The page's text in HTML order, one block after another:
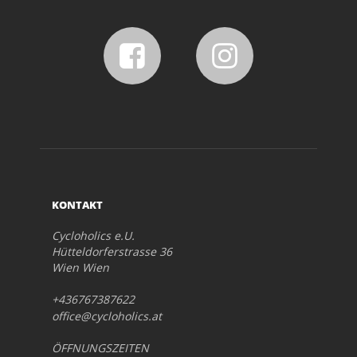
KONTAKT
Cycloholics e.U.
Hütteldorferstrasse 36
Wien Wien
+436767387622
office@cycloholics.at
ÖFFNUNGSZEITEN